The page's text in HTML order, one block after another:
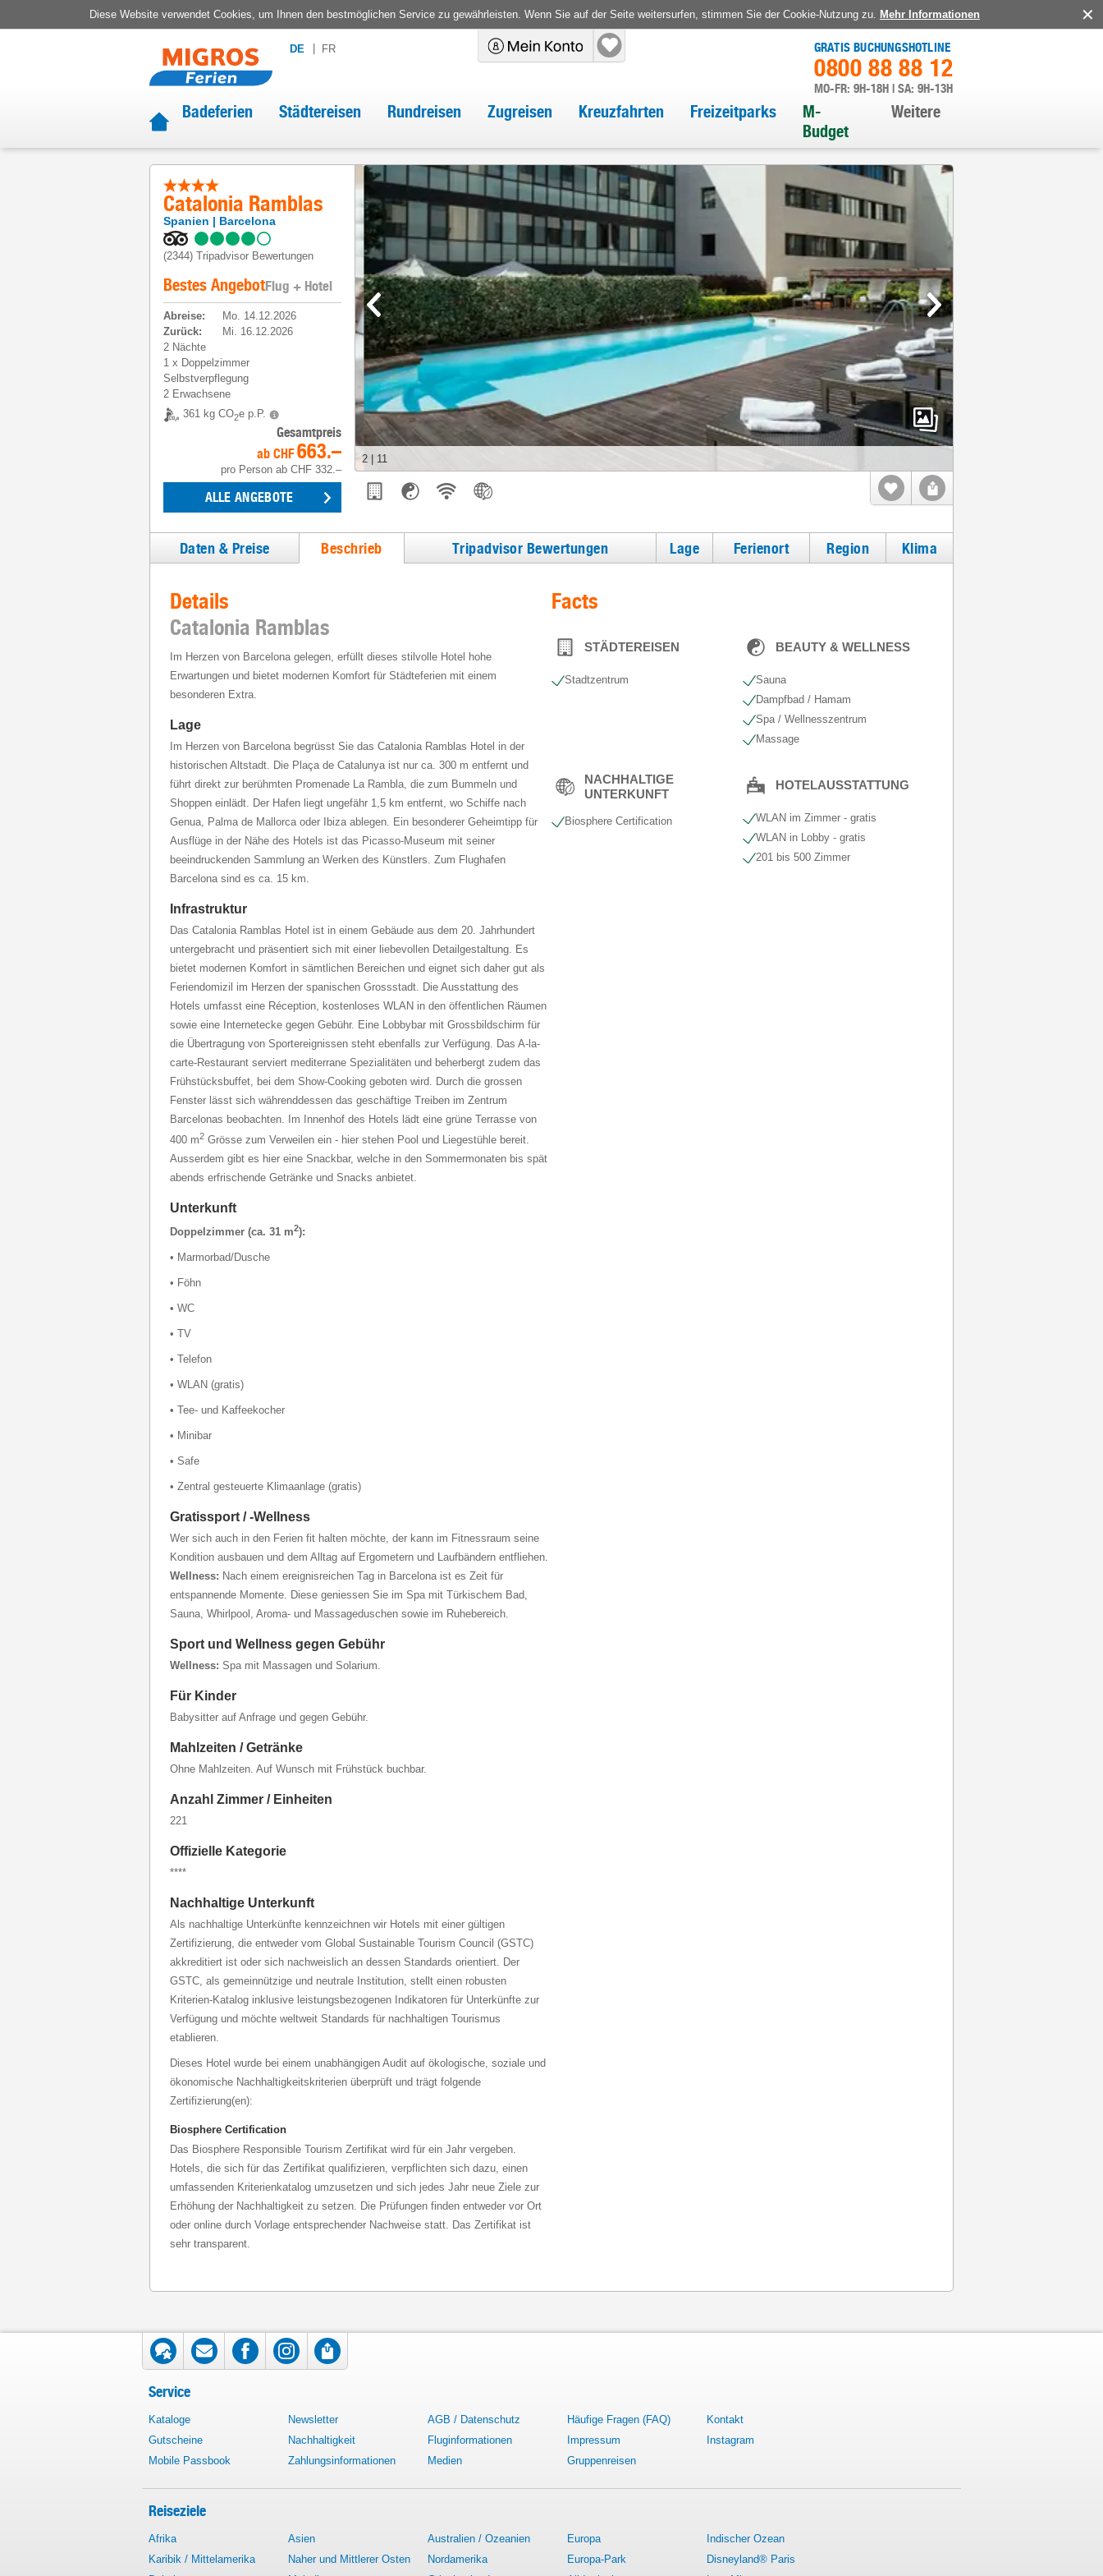
Diese Website verwendet Cookies, um Ihnen den bestmöglichen Service zu gewährleisten. Wenn Sie auf der Seite weitersurfen, stimmen Sie der Cookie-Nutzung zu. Mehr Informationen
DE FR GRATIS BUCHUNGSHOTLINE
0800 88 88 12
MO-FR: 9H-18H | SA: 9H-13H
Badeferien Städtereisen Rundreisen Zugreisen Kreuzfahrten Freizeitparks
M-
Budget
Weitere
Catalonia Ramblas
Spanien Barcelona
(2344) Tripadvisor Bewertungen
Bestes AngebotFlug + Hotel
Abreise:
Mo. 14.12.2026
Zurück:
Mi. 16.12.2026
2 Nächte
1 x Doppelzimmer
Selbstverpflegung
2 Erwachsene
361 kg CO2e p.P.
Gesamtpreis
ab CHF 663.–
pro Person ab CHF 332.–
ALLE ANGEBOTE
3 11
Daten & Preise Beschrieb Tripadvisor Bewertungen Lage Ferienort Region Klima
Details
Catalonia Ramblas
Im Herzen von Barcelona gelegen, erfüllt dieses stilvolle Hotel hohe
Erwartungen und bietet modernen Komfort für Städteferien mit einem
besonderen Extra.
Lage
Im Herzen von Barcelona begrüsst Sie das Catalonia Ramblas Hotel in der
historischen Altstadt. Die Plaça de Catalunya ist nur ca. 300 m entfernt und
führt direkt zur berühmten Promenade La Rambla, die zum Bummeln und
Shoppen einlädt. Der Hafen liegt ungefähr 1,5 km entfernt, wo Schiffe nach
Genua, Palma de Mallorca oder Ibiza ablegen. Ein besonderer Geheimtipp für
Ausflüge in der Nähe des Hotels ist das Picasso-Museum mit seiner
beeindruckenden Sammlung an Werken des Künstlers. Zum Flughafen
Barcelona sind es ca. 15 km.
Infrastruktur
Das Catalonia Ramblas Hotel ist in einem Gebäude aus dem 20. Jahrhundert
untergebracht und präsentiert sich mit einer liebevollen Detailgestaltung. Es
bietet modernen Komfort in sämtlichen Bereichen und eignet sich daher gut als
Feriendomizil im Herzen der spanischen Grossstadt. Die Ausstattung des
Hotels umfasst eine Réception, kostenloses WLAN in den öffentlichen Räumen
sowie eine Internetecke gegen Gebühr. Eine Lobbybar mit Grossbildschirm für
die Übertragung von Sportereignissen steht ebenfalls zur Verfügung. Das A-la-
carte-Restaurant serviert mediterrane Spezialitäten und beherbergt zudem das
Frühstücksbuffet, bei dem Show-Cooking geboten wird. Durch die grossen
Fenster lässt sich währenddessen das geschäftige Treiben im Zentrum
Barcelonas beobachten. Im Innenhof des Hotels lädt eine grüne Terrasse von
400 m2 Grösse zum Verweilen ein - hier stehen Pool und Liegestühle bereit.
Ausserdem gibt es hier eine Snackbar, welche in den Sommermonaten bis spät
abends erfrischende Getränke und Snacks anbietet.
Unterkunft
Doppelzimmer (ca. 31 m2):
• Marmorbad/Dusche
• Föhn
• WC
• TV
• Telefon
• WLAN (gratis)
• Tee- und Kaffeekocher
• Minibar
• Safe
• Zentral gesteuerte Klimaanlage (gratis)
Gratissport / -Wellness
Wer sich auch in den Ferien fit halten möchte, der kann im Fitnessraum seine
Kondition ausbauen und dem Alltag auf Ergometern und Laufbändern entfliehen.
Wellness: Nach einem ereignisreichen Tag in Barcelona ist es Zeit für
entspannende Momente. Diese geniessen Sie im Spa mit Türkischem Bad,
Sauna, Whirlpool, Aroma- und Massageduschen sowie im Ruhebereich.
Sport und Wellness gegen Gebühr
Wellness: Spa mit Massagen und Solarium.
Für Kinder
Babysitter auf Anfrage und gegen Gebühr.
Mahlzeiten / Getränke
Ohne Mahlzeiten. Auf Wunsch mit Frühstück buchbar.
Anzahl Zimmer / Einheiten
221
Offizielle Kategorie
****
Nachhaltige Unterkunft
Als nachhaltige Unterkünfte kennzeichnen wir Hotels mit einer gültigen
Zertifizierung, die entweder vom Global Sustainable Tourism Council (GSTC)
akkreditiert ist oder sich nachweislich an dessen Standards orientiert. Der
GSTC, als gemeinnützige und neutrale Institution, stellt einen robusten
Kriterien-Katalog inklusive leistungsbezogenen Indikatoren für Unterkünfte zur
Verfügung und möchte weltweit Standards für nachhaltigen Tourismus
etablieren.
Dieses Hotel wurde bei einem unabhängigen Audit auf ökologische, soziale und
ökonomische Nachhaltigkeitskriterien überprüft und trägt folgende
Zertifizierung(en):
Biosphere Certification
Das Biosphere Responsible Tourism Zertifikat wird für ein Jahr vergeben.
Hotels, die sich für das Zertifikat qualifizieren, verpflichten sich dazu, einen
umfassenden Kriterienkatalog umzusetzen und sich jedes Jahr neue Ziele zur
Erhöhung der Nachhaltigkeit zu setzen. Die Prüfungen finden entweder vor Ort
oder online durch Vorlage entsprechender Nachweise statt. Das Zertifikat ist
sehr transparent.
Facts
STÄDTEREISEN
Stadtzentrum
BEAUTY & WELLNESS
Sauna
Dampfbad / Hamam
Spa / Wellnesszentrum
Massage
NACHHALTIGE
UNTERKUNFT
Biosphere Certification
HOTELAUSSTATTUNG
WLAN im Zimmer - gratis
WLAN in Lobby - gratis
201 bis 500 Zimmer
Service
Kataloge Newsletter AGB / Datenschutz Häufige Fragen (FAQ)
Kontakt
Gutscheine
Nachhaltigkeit Fluginformationen Impressum
Instagram
Mobile Passbook
Zahlungsinformationen Medien Gruppenreisen
Reiseziele
Afrika Asien Australien / Ozeanien Europa
Indischer Ozean
Karibik / Mittelamerika
Naher und Mittlerer Osten Nordamerika Europa-Park
Disneyland® Paris